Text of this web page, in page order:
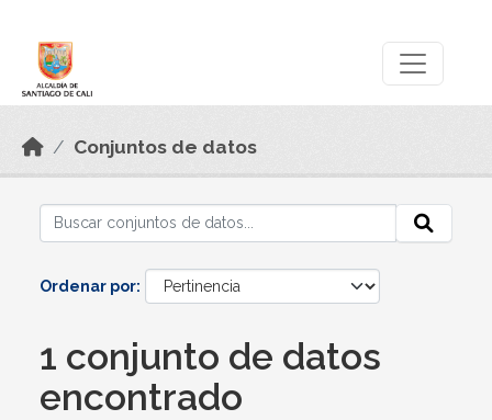
Conjuntos de datos
Ordenar por
1 conjunto de datos
encontrado